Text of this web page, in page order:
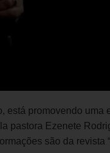
promovendo uma
pastora Ezenete
são da revista